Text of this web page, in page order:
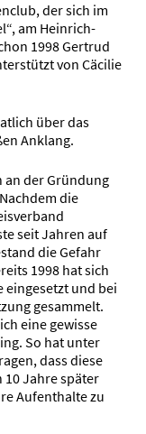
der sich im
am Heinrich-
1998 Gertrud
von Cäcilie
über das
Anklang.
an der Gründung
die
seit Jahren auf
die Gefahr
1998 hat sich
und bei
gesammelt.
eine gewisse
So hat unter
dass diese
Jahre später
Aufenthalte zu